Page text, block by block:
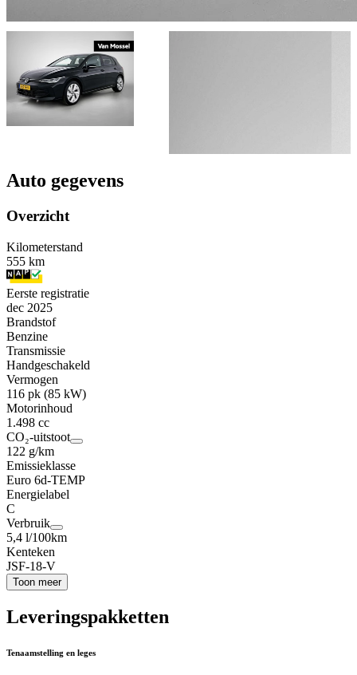
Auto gegevens
Overzicht
Kilometerstand
555 km
Eerste registratie
dec 2025
Brandstof
Benzine
Transmissie
Handgeschakeld
Vermogen
116 pk (85 kW)
Motorinhoud
1.498 cc
CO₂-uitstoot
122 g/km
Emissieklasse
Euro 6d-TEMP
Energielabel
C
Verbruik
5,4 l/100km
Kenteken
JSF-18-V
Toon meer
Leveringspakketten
Tenaamstelling en leges